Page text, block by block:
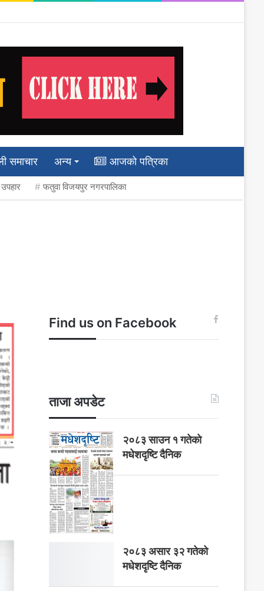
समाचार अन्य आजको पत्रिका
फतुवा विजयपुर नगरपालिका
Find us on Facebook
ताजा अपडेट
२०८३ साउन १ गतेकाे
मधेशदृष्टि दैनिक
२०८३ असार ३२ गतेको
मधेशदृष्टि दैनिक